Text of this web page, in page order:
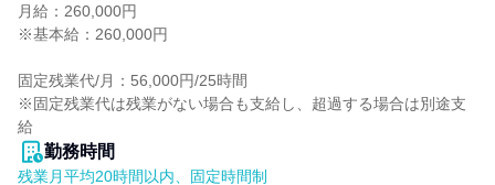
月給：260,000円
※基本給：260,000円
固定残業代/月：56,000円/25時間
※固定残業代は残業がない場合も支給し、超過する場合は別途支
給
勤務時間
残業月平均20時間以内、固定時間制